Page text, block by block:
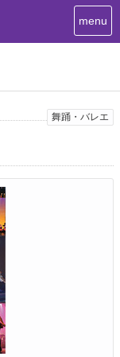
T
o
n
i
g
menu
舞踊・バレエ